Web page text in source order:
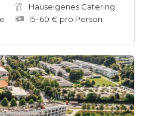
Hauseigenes Catering
15–60 € pro Person